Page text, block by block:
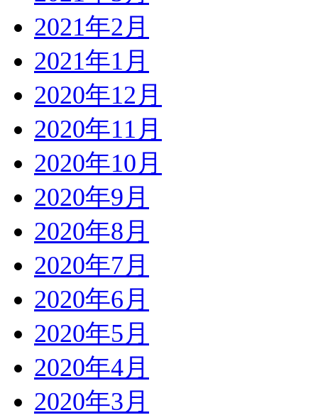
2021年2月
2021年1月
2020年12月
2020年11月
2020年10月
2020年9月
2020年8月
2020年7月
2020年6月
2020年5月
2020年4月
2020年3月